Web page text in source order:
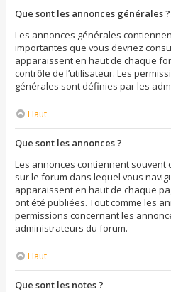
Que sont les annonces générales ?
Les annonces générales
importantes que vous devriez
apparaissent en haut de chaque
contrôle de l’utilisateur. Les
générales sont définies par les
Haut
Que sont les annonces ?
Les annonces contiennent
sur le forum dans lequel vous
apparaissent en haut de chaque
ont été publiées. Tout comme les
permissions concernant les
administrateurs du forum.
Haut
Que sont les notes ?